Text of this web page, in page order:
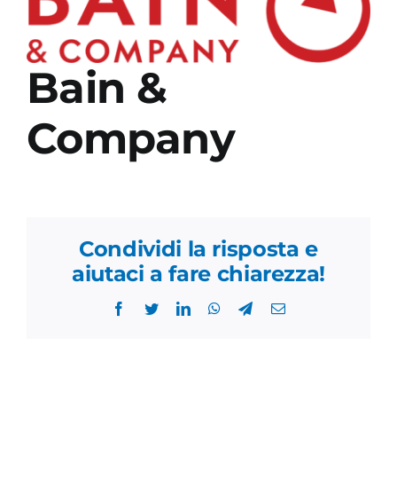
Academy
Bain &
Company
Condividi la risposta e
aiutaci a fare chiarezza!
Facebook
TwitterLinkedInWhatsApp
TelegramEmail